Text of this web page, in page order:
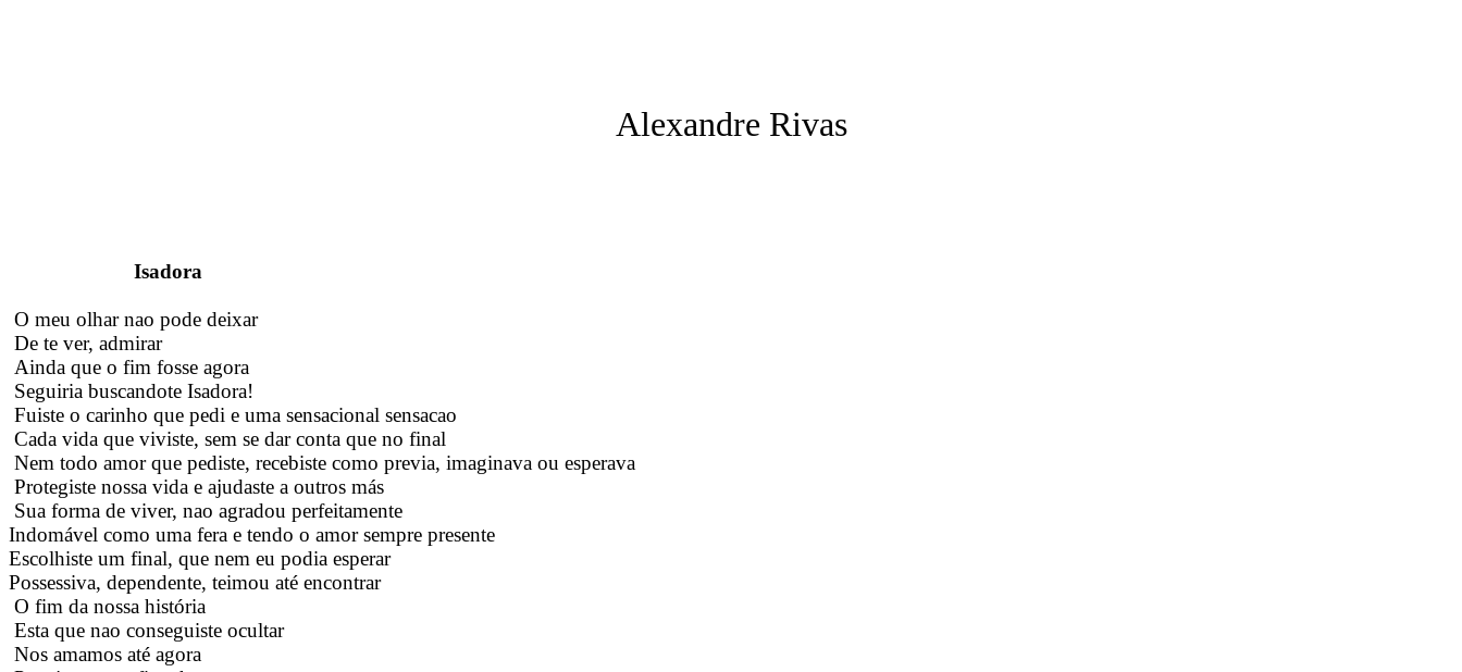
Alexandre Rivas
Isadora
O meu olhar nao pode deixar
De te ver, admirar
Ainda que o fim fosse agora
Seguiria buscandote Isadora!
Fuiste o carinho que pedi e uma sensacional sensacao
Cada vida que viviste, sem se dar conta que no final
Nem todo amor que pediste, recebiste como previa, imaginava ou esperava
Protegiste nossa vida e ajudaste a outros más
Sua forma de viver, nao agradou perfeitamente
Indomável como uma fera e tendo o amor sempre presente
Escolhiste um final, que nem eu podia esperar
Possessiva, dependente, teimou até encontrar
O fim da nossa história
Esta que nao conseguiste ocultar
Nos amamos até agora